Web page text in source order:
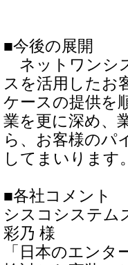
■今後の展開
ネットワンシ
スを活用したお
ケースの提供を
業を更に深め、
ら、お客様のパ
してまいります。
■各社コメント
シスコシステム
彩乃 様
「日本のエン